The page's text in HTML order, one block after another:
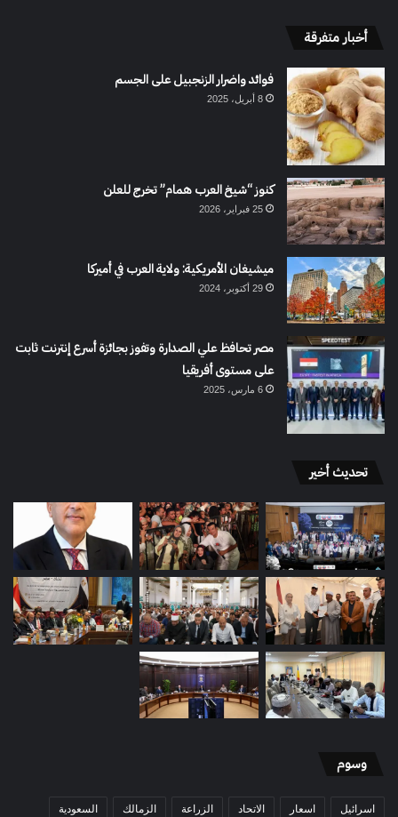
أخبار متفرقة
فوائد واضرار الزنجبيل على الجسم
8 أبريل، 2025
كنوز “شيخ العرب همام” تخرج للعلن
25 فبراير، 2026
ميشيغان الأمريكية: ولاية العرب في أميركا
29 أكتوبر، 2024
مصر تحافظ علي الصدارة وتفوز بجائزة أسرع إنترنت ثابت
على مستوى أفريقيا
6 مارس، 2025
تحديث أخير
وسوم
اسرائيل اسعار الاتحاد الزراعة الزمالك السعودية